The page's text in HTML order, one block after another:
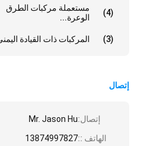
مستعملة مركبات الطرق
الوعرة...
(4)
المركبات ذات القيادة (3)
إتصال
إتصال:Mr. Jason Hu
الهاتف ::13874997827